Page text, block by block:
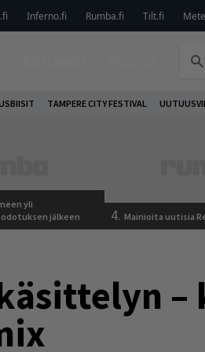
Inferno.fi Rumba.fi Tilt.fi
TAMPERE CITY FESTIVAL
yli
jälkeen
4. Mainioita uutisia